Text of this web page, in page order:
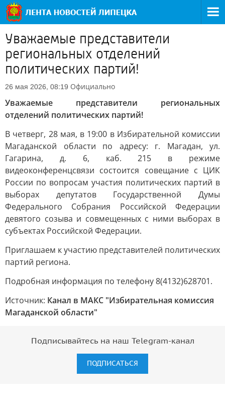
Уважаемые представители
региональных отделений
политических партий!
26 мая 2026, 08:19 Официально
Уважаемые представители региональных
отделений политических партий!
В четверг, 28 мая, в 19:00 в Избирательной комиссии
Магаданской области по адресу: г. Магадан, ул.
Гагарина, д. 6, каб. 215 в режиме
видеоконференцсвязи состоится совещание с ЦИК
России по вопросам участия политических партий в
выборах депутатов Государственной Думы
Федерального Собрания Российской Федерации
девятого созыва и совмещенных с ними выборах в
субъектах Российской Федерации.
Приглашаем к участию представителей политических
партий региона.
Подробная информация по телефону 8(4132)628701.
Источник: Канал в МАКС "Избирательная комиссия
Магаданской области"
Подписывайтесь на наш Telegram-канал
ПОДПИСАТЬСЯ